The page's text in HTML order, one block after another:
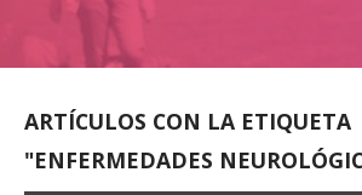
ARTÍCULOS CON LA ETIQUETA
"ENFERMEDADES